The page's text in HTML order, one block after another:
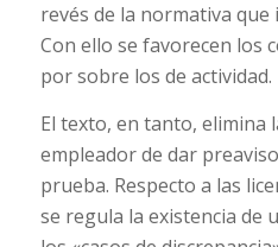
revés de la normativa que
Con ello se favorecen los
por sobre los de actividad.
El texto, en tanto, elimina
empleador de dar
prueba. Respecto a las
se regula la existencia de